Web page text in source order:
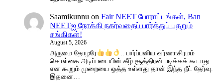
Saamikunnu on Fair NEET போராட்டங்கள், Ban
NEETஐ நோக்கி நகர்வதைப் பார்த்துப் பதறும்
சங்கிகள்!
August 5, 2026
அருமை தோழரே
.. பார்ப்பனிய வர்ணாசிரமம்
கொள்கை அடிப்படையின் கீழ் சூத்திரன் படிக்கக் கூடாது
என கூறும் முறையை ஒத்த உள்ளது தான் இந்த நீட் தேர்வு.
இதனை…